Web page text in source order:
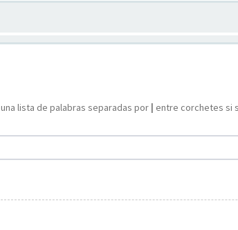
lista de palabras separadas por | entre corchetes si